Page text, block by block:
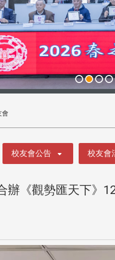
會
校友會公告 校友會
辦《觀勢匯天下》